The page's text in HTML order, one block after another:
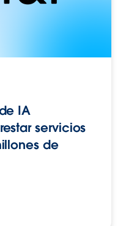
IA
servicios
de